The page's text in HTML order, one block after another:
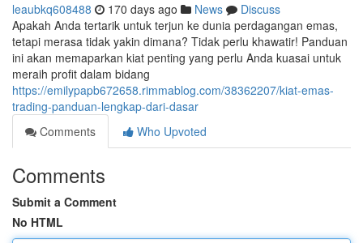
leaubkq608488 170 days ago News
Discuss
Apakah Anda tertarik untuk terjun ke dunia perdagangan emas,
tetapi merasa tidak yakin dimana? Tidak perlu khawatir! Panduan
ini akan memaparkan kiat penting yang perlu Anda kuasai untuk
meraih profit dalam bidang
https://emilypapb672658.rimmablog.com/38362207/kiat-emas-
trading-panduan-lengkap-dari-dasar
Comments
Who Upvoted
Comments
Submit a Comment
No HTML